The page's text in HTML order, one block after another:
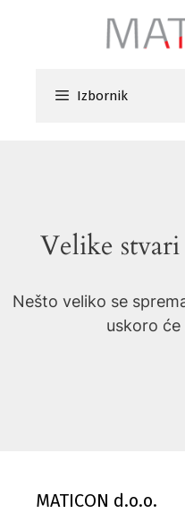
Izbornik
Velike
Nešto veliko se
uskoro
MATICON d.o.o.